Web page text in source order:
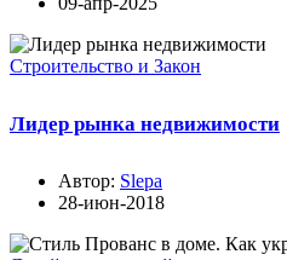
Строительство и Закон
Лидер рынка недвижимости
Автор: Slepa
28-июн-2018